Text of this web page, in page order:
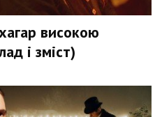
високою
і зміст)